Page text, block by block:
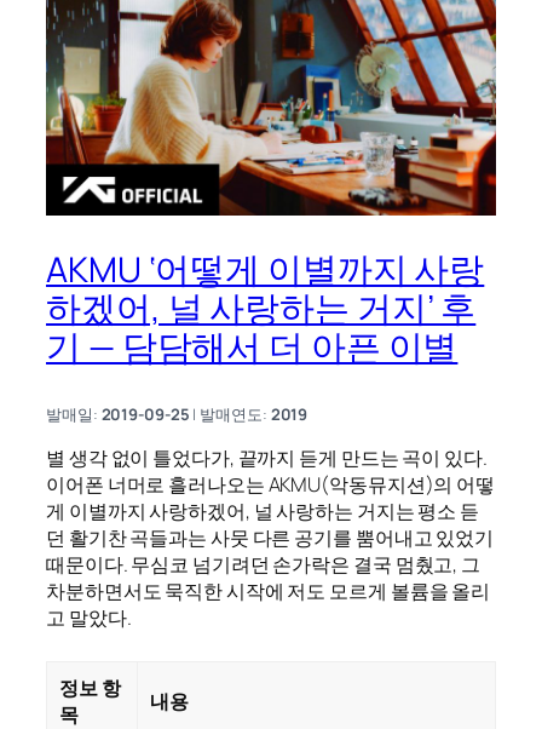
AKMU ‘어떻게 이별까지 사랑
하겠어, 널 사랑하는 거지’ 후
기 — 담담해서 더 아픈 이별
발매일: 2019-09-25 | 발매연도: 2019
별 생각 없이 틀었다가, 끝까지 듣게 만드는 곡이 있다.
이어폰 너머로 흘러나오는 AKMU(악동뮤지션)의 어떻
게 이별까지 사랑하겠어, 널 사랑하는 거지는 평소 듣
던 활기찬 곡들과는 사뭇 다른 공기를 뿜어내고 있었기
때문이다. 무심코 넘기려던 손가락은 결국 멈췄고, 그
차분하면서도 묵직한 시작에 저도 모르게 볼륨을 올리
고 말았다.
정보 항
목
내용